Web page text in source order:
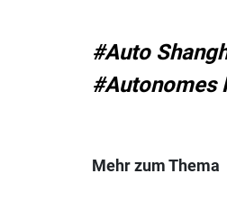
#Auto
#Autonomes
Mehr zum Thema